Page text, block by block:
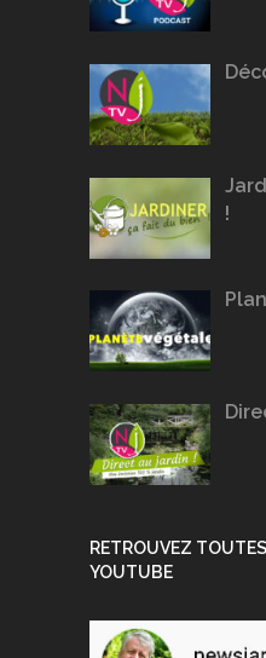
!
RETROUVEZ
YOUTUBE